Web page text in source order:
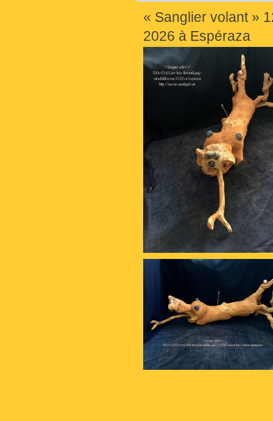
« Sanglier volant »
2026 à Espéraza